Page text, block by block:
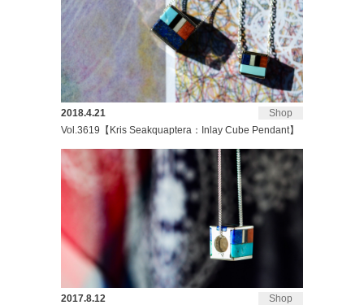
Shop
2018.4.21
Vol.3619【Kris Seakquaptera：Inlay Cube Pendant】
Shop
2017.8.12